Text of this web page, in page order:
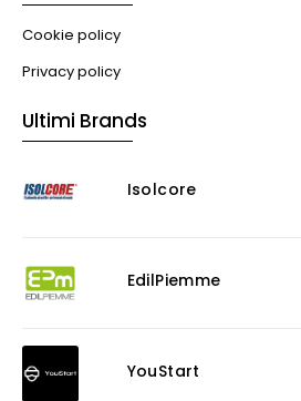
Cookie policy
Privacy policy
Ultimi Brands
Isolcore
EdilPiemme
YouStart